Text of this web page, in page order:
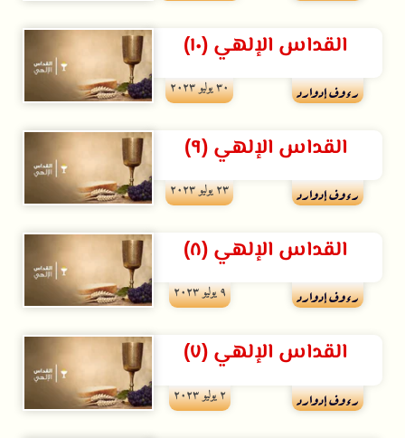
القداس الإلهي (١٠)
رءوف إدوارد ۳۰ يوليو ۲۰۲۳
القداس الإلهي (٩)
رءوف إدوارد ۲۳ يوليو ۲۰۲۳
القداس الإلهي (۸)
رءوف إدوارد ۹ يوليو ۲۰۲۳
القداس الإلهي (٧)
رءوف إدوارد ۲ يوليو ۲۰۲۳